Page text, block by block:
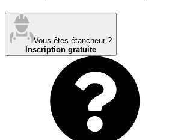
Vous êtes étancheur ?
Inscription gratuite